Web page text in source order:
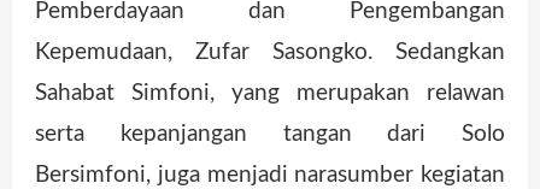
Pemberdayaan dan Pengembangan
Kepemudaan, Zufar Sasongko. Sedangkan
Sahabat Simfoni, yang merupakan relawan
serta kepanjangan tangan dari Solo
Bersimfoni, juga menjadi narasumber kegiatan